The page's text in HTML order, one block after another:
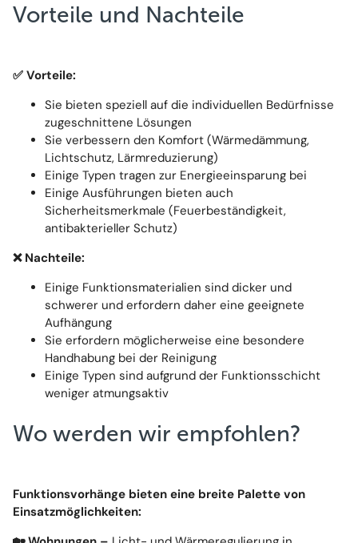
Vorteile und Nachteile
✅ Vorteile:
Sie bieten speziell auf die individuellen Bedürfnisse
zugeschnittene Lösungen
Sie verbessern den Komfort (Wärmedämmung,
Lichtschutz, Lärmreduzierung)
Einige Typen tragen zur Energieeinsparung bei
Einige Ausführungen bieten auch
Sicherheitsmerkmale (Feuerbeständigkeit,
antibakterieller Schutz)
❌Nachteile:
Einige Funktionsmaterialien sind dicker und
schwerer und erfordern daher eine geeignete
Aufhängung
Sie erfordern möglicherweise eine besondere
Handhabung bei der Reinigung
Einige Typen sind aufgrund der Funktionsschicht
weniger atmungsaktiv
Wo werden wir empfohlen?
Funktionsvorhänge bieten eine breite Palette von
Einsatzmöglichkeiten: